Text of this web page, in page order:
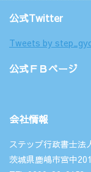
公式Twitter
Tweets by
公式ＦＢページ
会社情報
ステップ行政書士法
茨城県鹿嶋市宮中